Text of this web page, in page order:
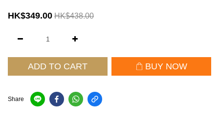
HK$349.00 HK$438.00
ADD TO CART BUY NOW
Share